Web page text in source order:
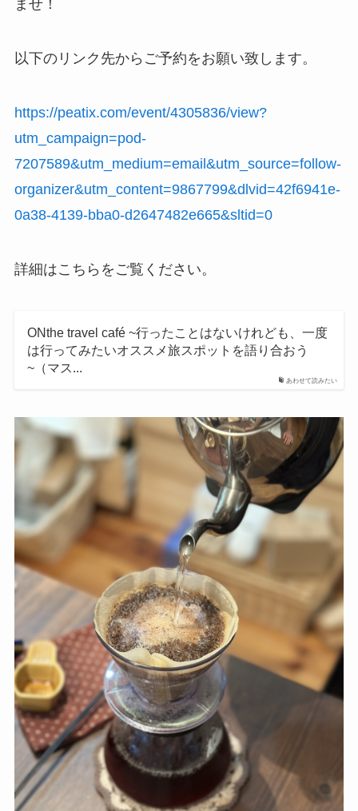
ませ！
以下のリンク先からご予約をお願い致します。
https://peatix.com/event/4305836/view?
utm_campaign=pod-
7207589&utm_medium=email&utm_source=follow-
organizer&utm_content=9867799&dlvid=42f6941e-
0a38-4139-bba0-d2647482e665&sltid=0
詳細はこちらをご覧ください。
あわせて読みたい
ONthe travel café ~行ったことはないけれども、一度
は行ってみたいオススメ旅スポットを語り合おう
~（マス...